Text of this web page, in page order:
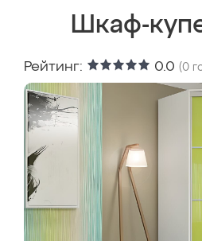
Шкаф-
Рейтинг: 0.0 (0